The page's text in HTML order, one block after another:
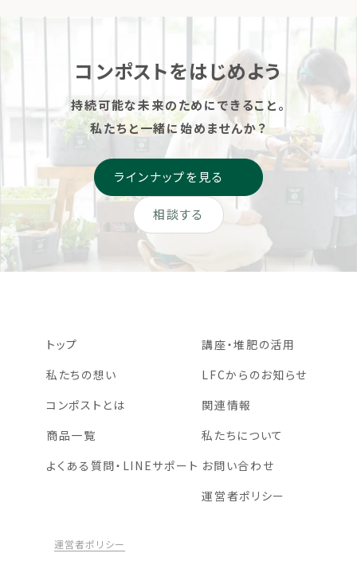
コンポストをはじめよう
持続可能な未来のためにできること。
私たちと一緒に始めませんか？
相談する
ラインナップを見る
トップ
私たちの想い
コンポストとは
商品一覧
よくある質問・LINEサポート
講座・堆肥の活用
LFCからのお知らせ
関連情報
私たちについて
お問い合わせ
運営者ポリシー
運営者ポリシー